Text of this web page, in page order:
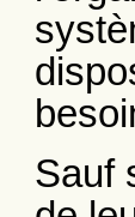
Sauf